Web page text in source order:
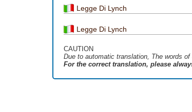
Legge Di Lynch
Legge Di Lynch
CAUTION
Due to automatic translation, The words
For the correct translation, please